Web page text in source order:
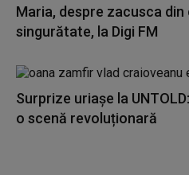
Maria, despre zacusca
singurătate, la Digi FM
Surprize uriașe la
o scenă revoluționară